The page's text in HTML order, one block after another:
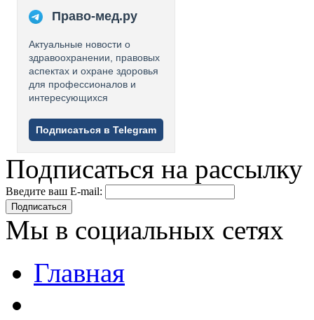
Право-мед.ру
Актуальные новости о
здравоохранении, правовых
аспектах и охране здоровья
для профессионалов и
интересующихся
Подписаться в Telegram
Подписаться на рассылку
Введите ваш E-mail:
Подписаться
Мы в социальных сетях
Главная